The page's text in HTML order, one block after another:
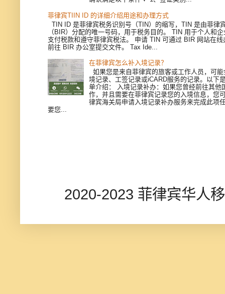
菲律宾TIIN ID 的详细介绍用途和办理方式
TIN ID 是菲律宾税务识别号（TIN）的缩写，TIN 是由菲律
（BIR）分配的唯一号码，用于税务目的。 TIN 用于个人和
支付税款和遵守菲律宾税法。 申请 TIN 可通过 BIR 网站在线
前往 BIR 办公室提交文件。 Tax Ide...
在菲律宾怎么补入境记录？
如果您是来自菲律宾的旅客或工作人员，可
境记录、工签记录或iCARD服务的记录。以下
单介绍： 入境记录补办：如果您曾经前往其他
作，并且需要在菲律宾记录您的入境信息，您
律宾海关局申请入境记录补办服务来完成此项
要您...
2020-2023 菲律宾华人